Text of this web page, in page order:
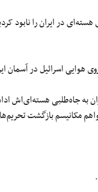
در ایران را نابود
هوایی اسرائیل در آسمان
به جاه‌طلبی هسته‌ای‌اش
مکانیسم بازگشت